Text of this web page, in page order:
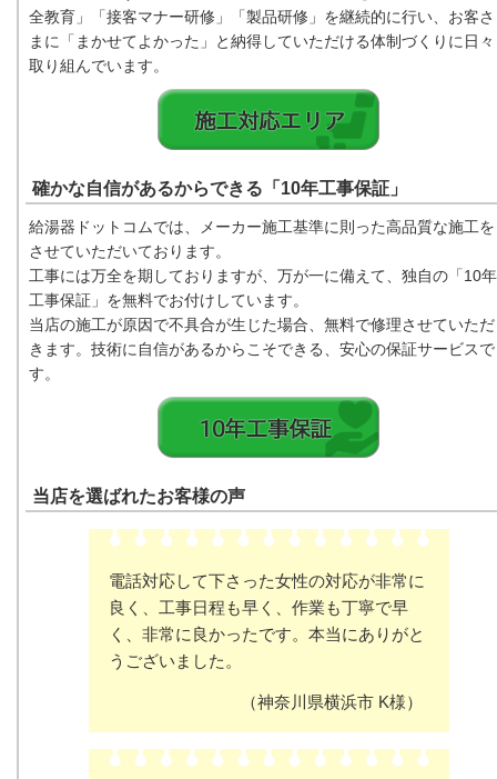
全教育」「接客マナー研修」「製品研修」を継続的に行い、お客さ
まに「まかせてよかった」と納得していただける体制づくりに日々
取り組んでいます。
確かな自信があるからできる「10年工事保証」
給湯器ドットコムでは、メーカー施工基準に則った高品質な施工を
させていただいております。
工事には万全を期しておりますが、万が一に備えて、独自の「10年
工事保証」を無料でお付けしています。
当店の施工が原因で不具合が生じた場合、無料で修理させていただ
きます。技術に自信があるからこそできる、安心の保証サービスで
す。
当店を選ばれたお客様の声
電話対応して下さった女性の対応が非常に
良く、工事日程も早く、作業も丁寧で早
く、非常に良かったです。本当にありがと
うございました。
（神奈川県横浜市 K様）